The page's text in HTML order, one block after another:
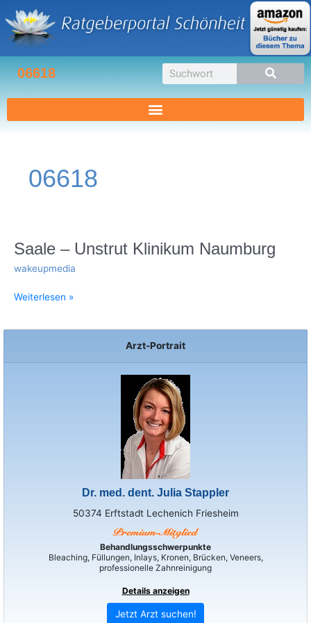
Inhalt
springen
06618 Suche
Arzt-Portrait
Dr. med. dent. Julia Stappler
50374 Erftstadt Lechenich Friesheim
Behandlungsschwerpunkte
Bleaching, Füllungen, Inlays, Kronen, Brücken, Veneers,
professionelle Zahnreinigung
Details anzeigen
Jetzt Arzt suchen!
06618
Saale – Unstrut Klinikum Naumburg
wakeupmedia
Saale
Unstrut
Naumburg
Weiterlesen »